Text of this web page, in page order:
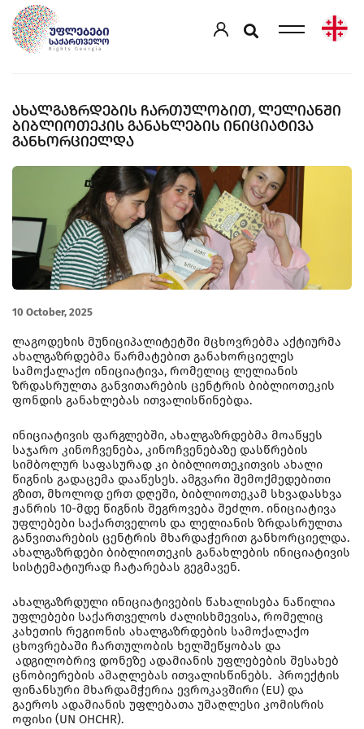
ᲐᲮᲐᲚᲒᲐᲖᲠᲓᲔᲑᲘᲡ ᲩᲐᲠᲗᲣᲚᲝᲑᲘᲗ, ᲚᲔᲚᲘᲐᲜᲨᲘ
ᲑᲘᲑᲚᲘᲝᲗᲔᲙᲘᲡ ᲒᲐᲜᲐᲮᲚᲔᲑᲘᲡ ᲘᲜᲘᲪᲘᲐᲢᲘᲕᲐ
ᲒᲐᲜᲮᲝᲠᲪᲘᲔᲚᲓᲐ
10 October, 2025
ლაგოდეხის მუნიციპალიტეტში მცხოვრებმა აქტიურმა
ახალგაზრდებმა წარმატებით განახორციელეს
სამოქალაქო ინიციატივა, რომელიც ლელიანის
ზრდასრულთა განვითარების ცენტრის ბიბლიოთეკის
ფონდის განახლებას ითვალისწინებდა.
ინიციატივის ფარგლებში, ახალგაზრდებმა მოაწყეს
საჯარო კინოჩვენება, კინოჩვენებაზე დასწრების
სიმბოლურ საფასურად კი ბიბლიოთეკითვის ახალი
წიგნის გადაცემა დააწესეს. ამგვარი შემოქმედებითი
გზით, მხოლოდ ერთ დღეში, ბიბლიოთეკამ სხვადასხვა
ჟანრის 10-მდე წიგნის შეგროვება შეძლო. ინიციატივა
უფლებები საქართველოს და ლელიანის ზრდასრულთა
განვითარების ცენტრის მხარდაჭერით განხორციელდა.
ახალგაზრდები ბიბლიოთეკის განახლების ინიციატივის
სისტემატიურად ჩატარებას გეგმავენ.
ახალგაზრდული ინიციატივების წახალისება ნაწილია
უფლებები საქართველოს ძალისხმევისა, რომელიც
კახეთის რეგიონის ახალგაზრდების სამოქალაქო
ცხოვრებაში ჩართულობის ხელშეწყობას და
ადგილობრივ დონეზე ადამიანის უფლებების შესახებ
ცნობიერების ამაღლებას ითვალისწინებს. პროექტის
ფინანსური მხარდამჭერია ევროკავშირი (EU) და
გაეროს ადამიანის უფლებათა უმაღლესი კომისრის
ოფისი (UN OHCHR).